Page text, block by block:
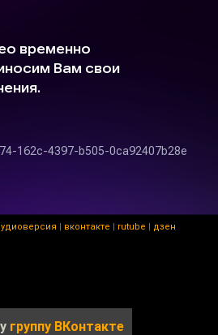
| вконтакте | rutube | дзен
группу ВКонтакте